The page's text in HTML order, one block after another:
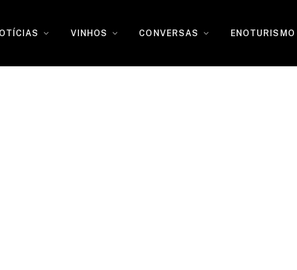
VINHOS CONVERSAS ENOTURISMO